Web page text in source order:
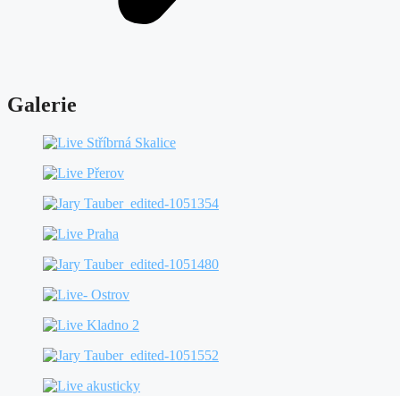
Galerie